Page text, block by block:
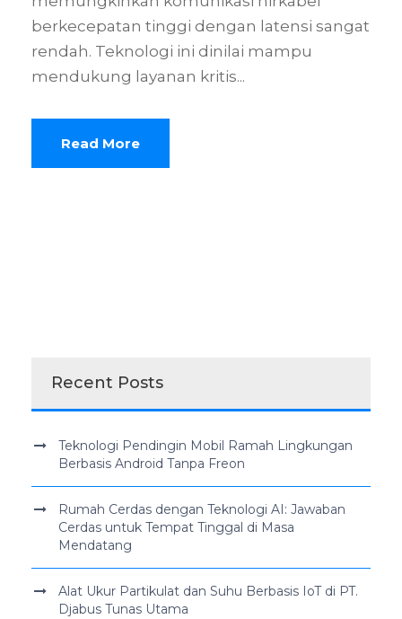
berkecepatan tinggi dengan latensi sangat
rendah. Teknologi ini dinilai mampu
mendukung layanan kritis...
Read More
Recent Posts
Teknologi Pendingin Mobil Ramah Lingkungan
Berbasis Android Tanpa Freon
Rumah Cerdas dengan Teknologi AI: Jawaban
Cerdas untuk Tempat Tinggal di Masa
Mendatang
Alat Ukur Partikulat dan Suhu Berbasis IoT di PT.
Djabus Tunas Utama